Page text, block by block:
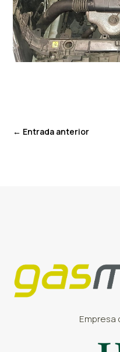
← Entrada anterior
Empresa